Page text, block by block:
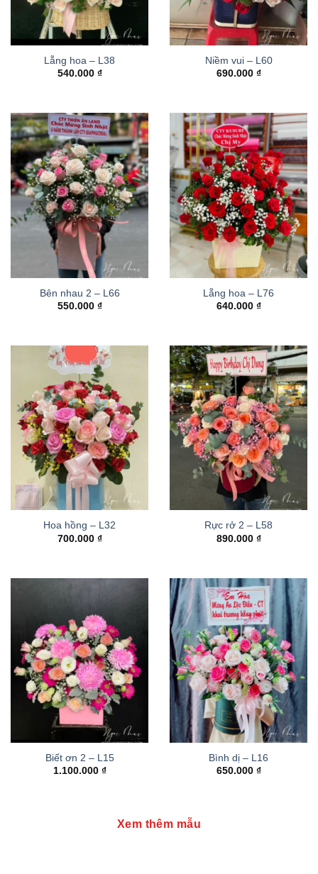
Lẵng hoa – L38
540.000 ₫
Niềm vui – L60
690.000 ₫
Bên nhau 2 – L66
550.000 ₫
Lẵng hoa – L76
640.000 ₫
Hoa hồng – L32
700.000 ₫
Rực rở 2 – L58
890.000 ₫
Biết ơn 2 – L15
1.100.000 ₫
Bình dị – L16
650.000 ₫
Xem thêm mẫu